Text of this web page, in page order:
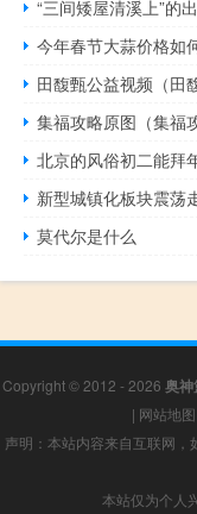
“三间矮屋清溪上”的
今年春节大蒜价格如
田馥甄公益视频（田
集福攻略原图（集福
北京的风俗初二能拜
新型城镇化板块震荡
莫代尔是什么
Copyright © 2012 - 2026 奥
| 网站地图
声明：本站内容来自互联网
本站仅为个人